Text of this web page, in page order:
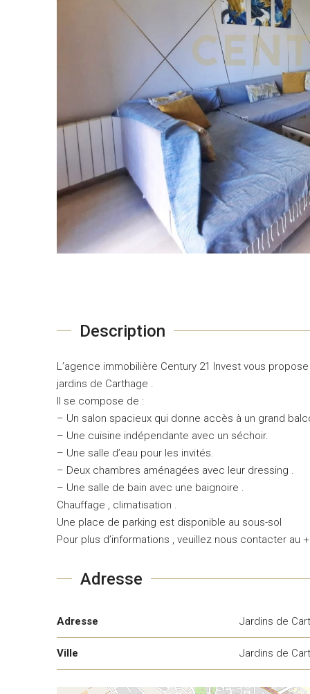
Description
L’agence immobilière Century 21 Invest vous
jardins de Carthage .
Il se compose de :
– Un salon spacieux qui donne accès à un grand
– Une cuisine indépendante avec un séchoir.
– Une salle d’eau pour les invités.
– Deux chambres aménagées avec leur dressing .
– Une salle de bain avec une baignoire .
Chauffage , climatisation .
Une place de parking est disponible au sous-sol
Pour plus d’informations , veuillez nous contacter au
Adresse
Adresse Jardins de
Ville Jardins de